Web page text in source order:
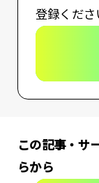
登録くださ
この記事・サ
らから